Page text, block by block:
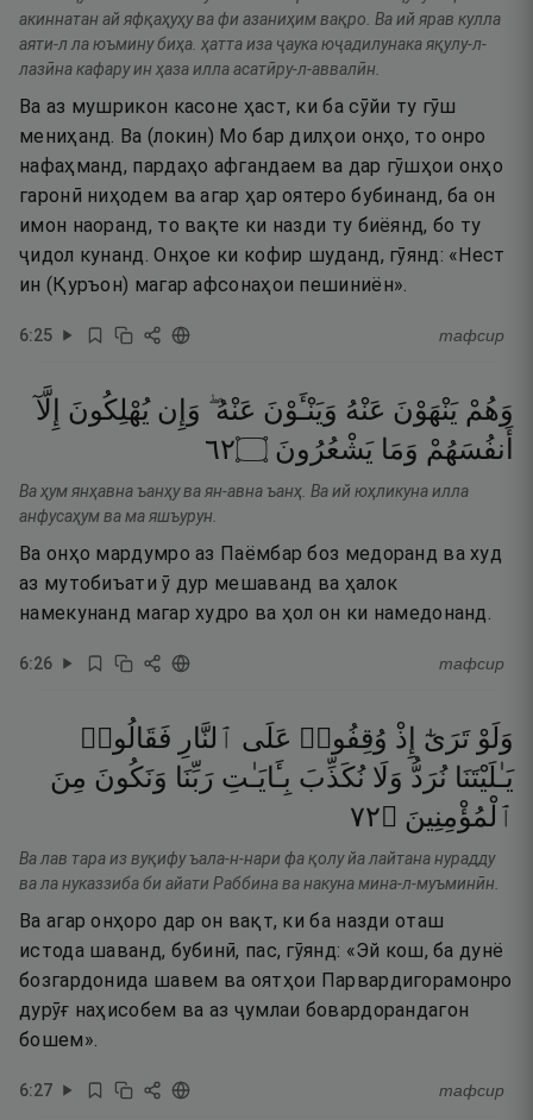
акиннатан ай яфқаҳуҳу ва фи азаниҳим вақро. Ва ий ярав кулла
аяти-л ла юъмину биҳа. ҳатта иза ҷаука юҷадилунака яқулу-л-
лазӣна кафару ин ҳаза илла асатӣру-л-аввалӣн.
Ва аз мушрикон касоне ҳаст, ки ба сӯйи ту гӯш
мениҳанд. Ва (локин) Мо бар дилҳои онҳо, то онро
нафаҳманд, пардаҳо афгандаем ва дар гӯшҳои онҳо
гаронӣ ниҳодем ва агар ҳар оятеро бубинанд, ба он
имон наоранд, то вақте ки назди ту биёянд, бо ту
ҷидол кунанд. Онҳое ки кофир шуданд, гӯянд: «Нест
ин (Қуръон) магар афсонаҳои пешиниён».
6:25 тафсир
وَهُمْ يَنْهَوْنَ عَنْهُ وَيَنْـَٔوْنَ عَنْهُ ۖ وَإِن يُهْلِكُونَ
إِلَّآ
أَنفُسَهُمْ وَمَا يَشْعُرُونَ ۝٢٦
Ва ҳум янҳавна ъанҳу ва ян-авна ъанҳ. Ва ий юҳликуна илла
анфусаҳум ва ма яшъурун.
Ва онҳо мардумро аз Паёмбар боз медоранд ва худ
аз мутобиъати ӯ дур мешаванд ва ҳалок
намекунанд магар худро ва ҳол он ки намедонанд.
6:26 тафсир
وَلَوْ تَرَىٰٓ إِذْ وُقِفُوا۟ عَلَى ٱلنَّارِ فَقَالُوا۟
يَـٰلَيْتَنَا نُرَدُّ وَلَا نُكَذِّبَ بِـَٔايَـٰتِ رَبِّنَا وَنَكُونَ مِنَ
ٱلْمُؤْمِنِينَ ۝٢٧
Ва лав тара из вуқифу ъала-н-нари фа қолу йа лайтана нурадду
ва ла нуказзиба би айати Раббина ва накуна мина-л-муъминӣн.
Ва агар онҳоро дар он вақт, ки ба назди оташ
истода шаванд, бубинӣ, пас, гӯянд: «Эй кош, ба дунё
бозгардонида шавем ва оятҳои Парвардигорамонро
дурӯғ наҳисобем ва аз ҷумлаи бовардорандагон
бошем».
6:27 тафсир